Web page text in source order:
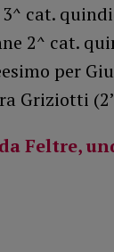
cat.
2^ cat.
per
Griziotti
Feltre,